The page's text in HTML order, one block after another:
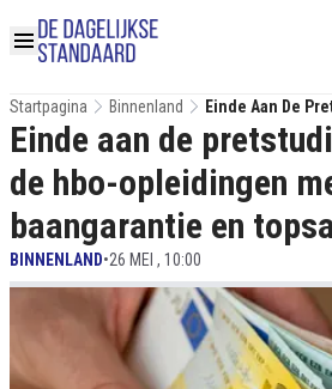
Startpagina Binnenland
Einde Aan De
Opleidingen Met
Topsalarissen
Einde aan de
de hbo-opleidingen
baangarantie en
BINNENLAND•26 MEI , 10:00